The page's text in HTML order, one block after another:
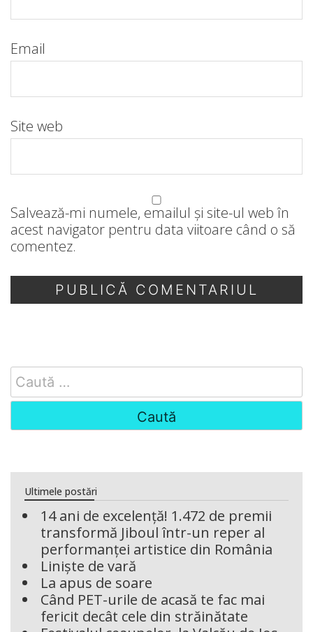
Email
Site web
Salvează-mi numele, emailul și site-ul web în
acest navigator pentru data viitoare când o să
comentez.
Search
for:
Ultimele postări
14 ani de excelență! 1.472 de premii
transformă Jiboul într-un reper al
performanței artistice din România
Liniște de vară
La apus de soare
Când PET-urile de acasă te fac mai
fericit decât cele din străinătate